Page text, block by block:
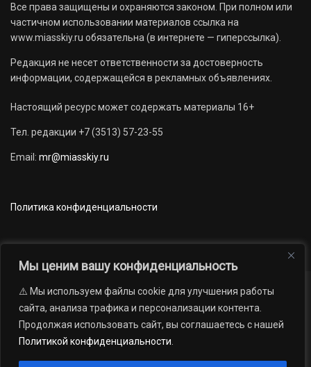
Мы ценим вашу конфиденциальность
⚠️ Мы используем файлы cookie для улучшения работы
сайта, анализа трафика и персонализации контента.
Продолжая использовать сайт, вы соглашаетесь с нашей
Политикой конфиденциальности
Все права защищены и охраняются законом. При полном или
частичном использовании материалов ссылка на
www.miasskiy.ru обязательна (в интернете — гиперссылка).
Редакция не несет ответственности за достоверность
информации, содержащейся в рекламных объявлениях.
Настоящий ресурс может содержать материалы 16+
Тел. редакции +7 (3513) 57-23-55
Email: mr@miasskiy.ru
Политика конфиденциальности
Новости Наши проекты
Официально
АРХИВ
16+
газеты «Миасский рабочий»; Областное государственное учреждение
«Издательский дом «Губерния». Все права защищены.